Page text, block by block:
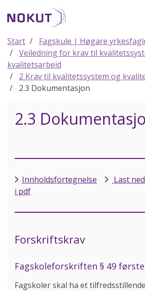
hovedinnhold
Start
Fagskule | Høgare
Veiledning for krav til
kvalitetsarbeid
2 Krav til kvalitetssystem og
2.3 Dokumentasjon
2.3
Innholdsfortegnelse
Last
i pdf
Forskriftskrav
Fagskoleforskriften § 49
Fagskoler skal ha et